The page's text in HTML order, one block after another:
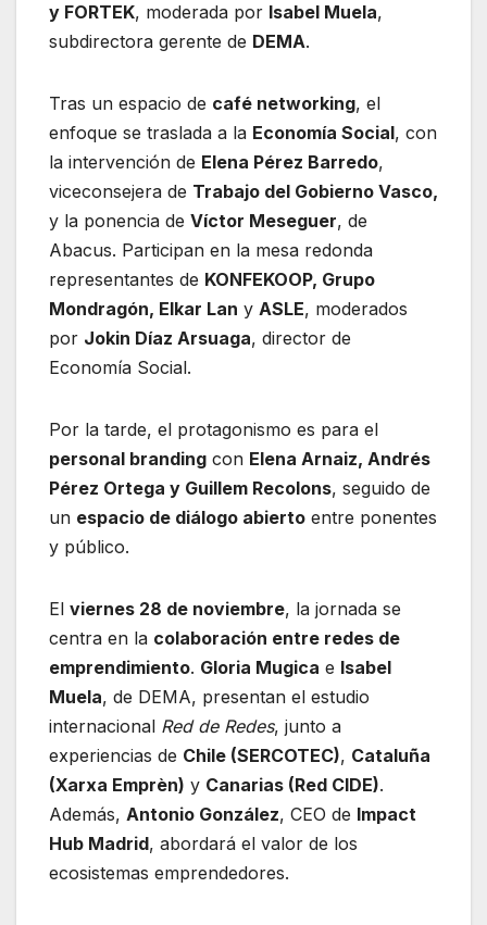
y FORTEK, moderada por Isabel Muela,
subdirectora gerente de DEMA.
Tras un espacio de café networking, el
enfoque se traslada a la Economía Social, con
la intervención de Elena Pérez Barredo,
viceconsejera de Trabajo del Gobierno Vasco,
y la ponencia de Víctor Meseguer, de
Abacus. Participan en la mesa redonda
representantes de KONFEKOOP, Grupo
Mondragón, Elkar Lan y ASLE, moderados
por Jokin Díaz Arsuaga, director de
Economía Social.
Por la tarde, el protagonismo es para el
personal branding con Elena Arnaiz, Andrés
Pérez Ortega y Guillem Recolons, seguido de
un espacio de diálogo abierto entre ponentes
y público.
El viernes 28 de noviembre, la jornada se
centra en la colaboración entre redes de
emprendimiento. Gloria Mugica e Isabel
Muela, de DEMA, presentan el estudio
internacional Red de Redes, junto a
experiencias de Chile (SERCOTEC), Cataluña
(Xarxa Emprèn) y Canarias (Red CIDE).
Además, Antonio González, CEO de Impact
Hub Madrid, abordará el valor de los
ecosistemas emprendedores.